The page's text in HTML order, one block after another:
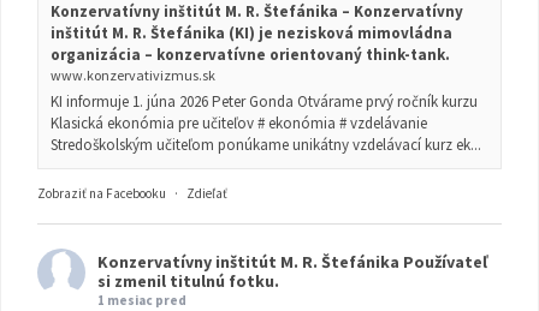
Konzervatívny inštitút M. R. Štefánika – Konzervatívny
inštitút M. R. Štefánika (KI) je nezisková mimovládna
organizácia – konzervatívne orientovaný think-tank.
www.konzervativizmus.sk
KI informuje 1. júna 2026 Peter Gonda Otvárame prvý ročník kurzu
Klasická ekonómia pre učiteľov # ekonómia # vzdelávanie
Stredoškolským učiteľom ponúkame unikátny vzdelávací kurz ek...
Zobraziť na Facebooku · Zdieľať
Konzervatívny inštitút M. R. Štefánika Používateľ
si zmenil titulnú fotku.
1 mesiac pred